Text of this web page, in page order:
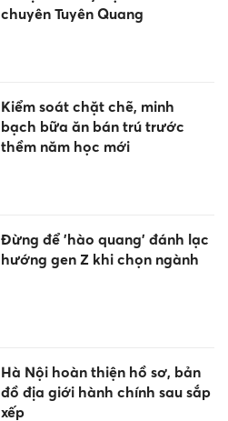
chuyên Tuyên Quang
Kiểm soát chặt chẽ, minh
bạch bữa ăn bán trú trước
thềm năm học mới
Đừng để 'hào quang' đánh lạc
hướng gen Z khi chọn ngành
Hà Nội hoàn thiện hồ sơ, bản
đồ địa giới hành chính sau sắp
xếp